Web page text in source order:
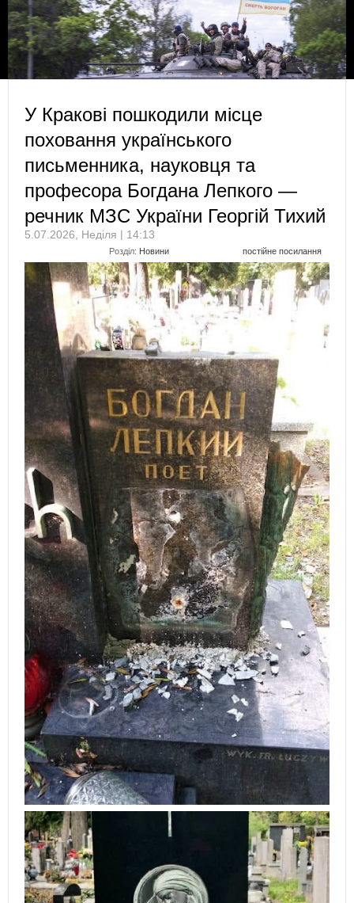
У Кракові пошкодили місце
поховання українського
письменника, науковця та
професора Богдана Лепкого —
речник МЗС України Георгій Тихий
5.07.2026, Неділя | 14:13
Розділ: Новини постійне посилання